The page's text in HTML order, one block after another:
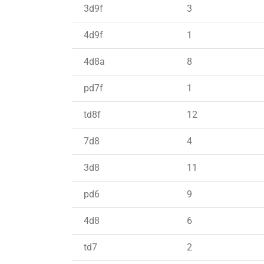
3d9f 3
4d9f 1
4d8a 8
pd7f 1
td8f 12
7d8 4
3d8 11
pd6 9
4d8 6
td7 2